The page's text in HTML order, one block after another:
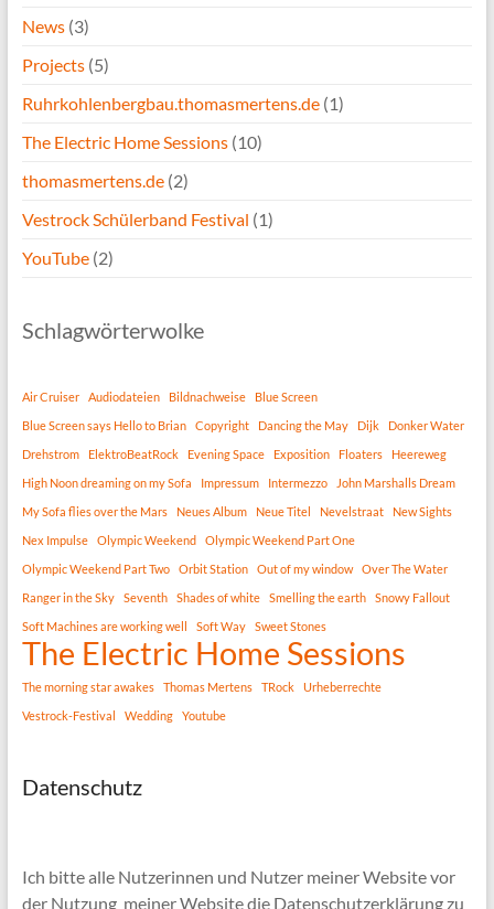
News(3)
Projects(5)
Ruhrkohlenbergbau.thomasmertens.de(1)
The Electric Home Sessions(10)
thomasmertens.de(2)
Vestrock Schülerband Festival (1)
YouTube(2)
Schlagwörterwolke
Air Cruiser Audiodateien Bildnachweise
Blue Screen
Blue Screen says Hello to Brian
Copyright Dancing the May Dijk
Donker Water
Drehstrom
ElektroBeatRock Evening Space Exposition Floaters
Heereweg
High Noon dreaming on my Sofa
Impressum Intermezzo
John Marshalls Dream
My Sofa flies over the Mars
Neues Album Neue Titel Nevelstraat
New Sights
Nex Impulse
Olympic Weekend
Olympic Weekend Part One
Olympic Weekend Part Two
Orbit Station Out of my window
Over The Water
Ranger in the Sky
Seventh Shades of white Smelling the earth
Snowy Fallout
Soft Machines are working well
Soft Way Sweet Stones
The Electric Home Sessions
The morning star awakes Thomas Mertens TRock
Urheberrechte
Vestrock-Festival
Wedding Youtube
Datenschutz
Ich bitte alle Nutzerinnen und Nutzer meiner Website vor
der Nutzung meiner Website die Datenschutzerklärung zu